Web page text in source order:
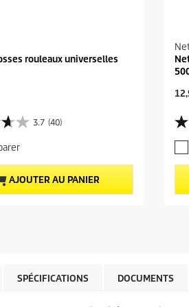
rouleaux universelles
3.7 (40)
AJOUTER AU PANIER
P
i
x
a
c
t
u
e
3
.
8
s
u
r
SPÉCIFICATIONS DOCUMENTS